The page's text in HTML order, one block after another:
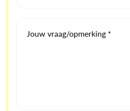
Jouw vraag/opmerking *